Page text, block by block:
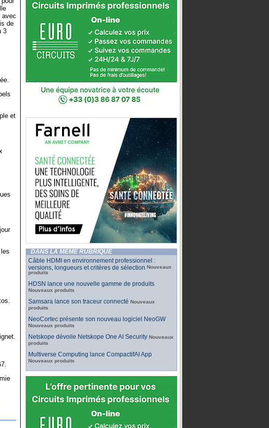
avec
de
3
et
DANS LA MÊME RUBRIQUE
Câble HDMI en environnement professionnel :
versions, longueurs et critères de sélection Nouveaux
produits
HDSN lance une nouvelle gamme de produits
Nouveaux produits
Samsara lance son traceur connecté Nouveaux
produits
NeoCortec présente son nouveau logiciel NeoGW
Nouveaux produits
Netskope dévoile Netskope One AI Security Nouveaux
produits
Multiverse Computing lance CompactifAI App
Nouveaux produits